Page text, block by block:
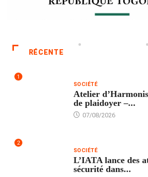
RÉCENTE
1
SOCIÉTÉ
Atelier
de plaidoyer –...
07/08/2026
2
SOCIÉTÉ
L’IATA lance des
sécurité dans...